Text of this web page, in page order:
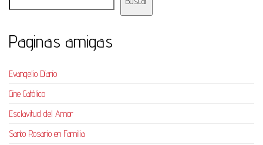
Paginas amigas
Evangelio Diario
Cine Católico
Esclavitud del Amor
Santo Rosario en Familia